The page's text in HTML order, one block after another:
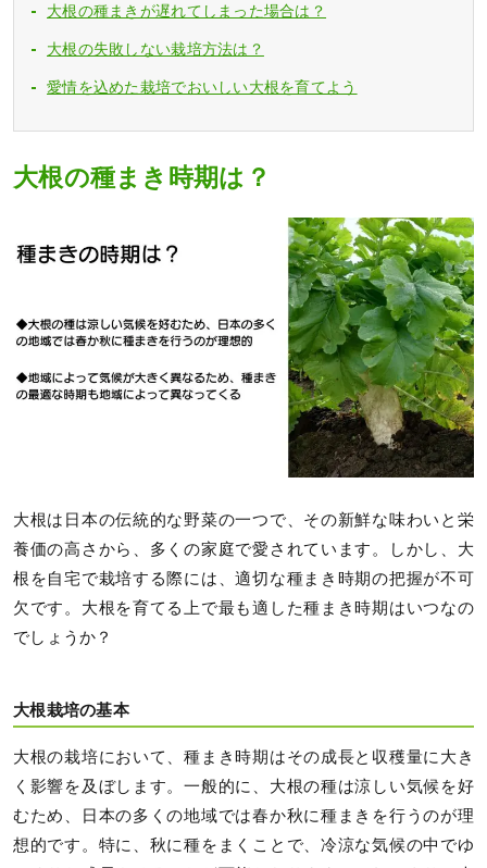
大根の種まきが遅れてしまった場合は？
大根の失敗しない栽培方法は？
愛情を込めた栽培でおいしい大根を育てよう
大根の種まき時期は？
大根は日本の伝統的な野菜の一つで、その新鮮な味わいと栄
養価の高さから、多くの家庭で愛されています。しかし、大
根を自宅で栽培する際には、適切な種まき時期の把握が不可
欠です。大根を育てる上で最も適した種まき時期はいつなの
でしょうか？
大根栽培の基本
大根の栽培において、種まき時期はその成長と収穫量に大き
く影響を及ぼします。一般的に、大根の種は涼しい気候を好
むため、日本の多くの地域では春か秋に種まきを行うのが理
想的です。特に、秋に種をまくことで、冷涼な気候の中でゆ